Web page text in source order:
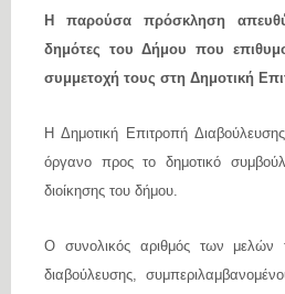
Η παρούσα πρόσκληση
δημότες του Δήμου που
συμμετοχή τους στη Δημοτική
Η Δημοτική Επιτροπή
όργανο προς το δημοτικό
διοίκησης του δήμου.
Ο συνολικός αριθμός των μελών
διαβούλευσης,